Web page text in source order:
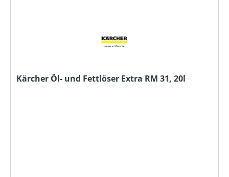
Kärcher Öl- und Fettlöser Extra RM 31, 20l